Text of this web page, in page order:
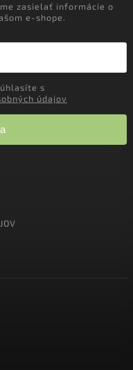
zasielať informácie o
e-shope.
údajov